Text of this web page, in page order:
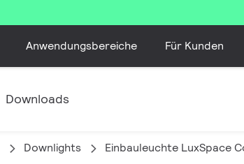
Anwendungsbereiche Für Kunden
Downloads
Downlights Einbauleuchte LuxSpace